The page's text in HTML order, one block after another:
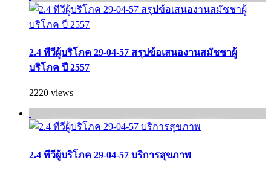
2.4 ทีวีผู้บริโภค 29-04-57 สรุปข้อเสนองานสมัชชาผู้
บริโภค ปี 2557
2220 views
2.4 ทีวีผู้บริโภค 29-04-57 บริการสุขภาพ